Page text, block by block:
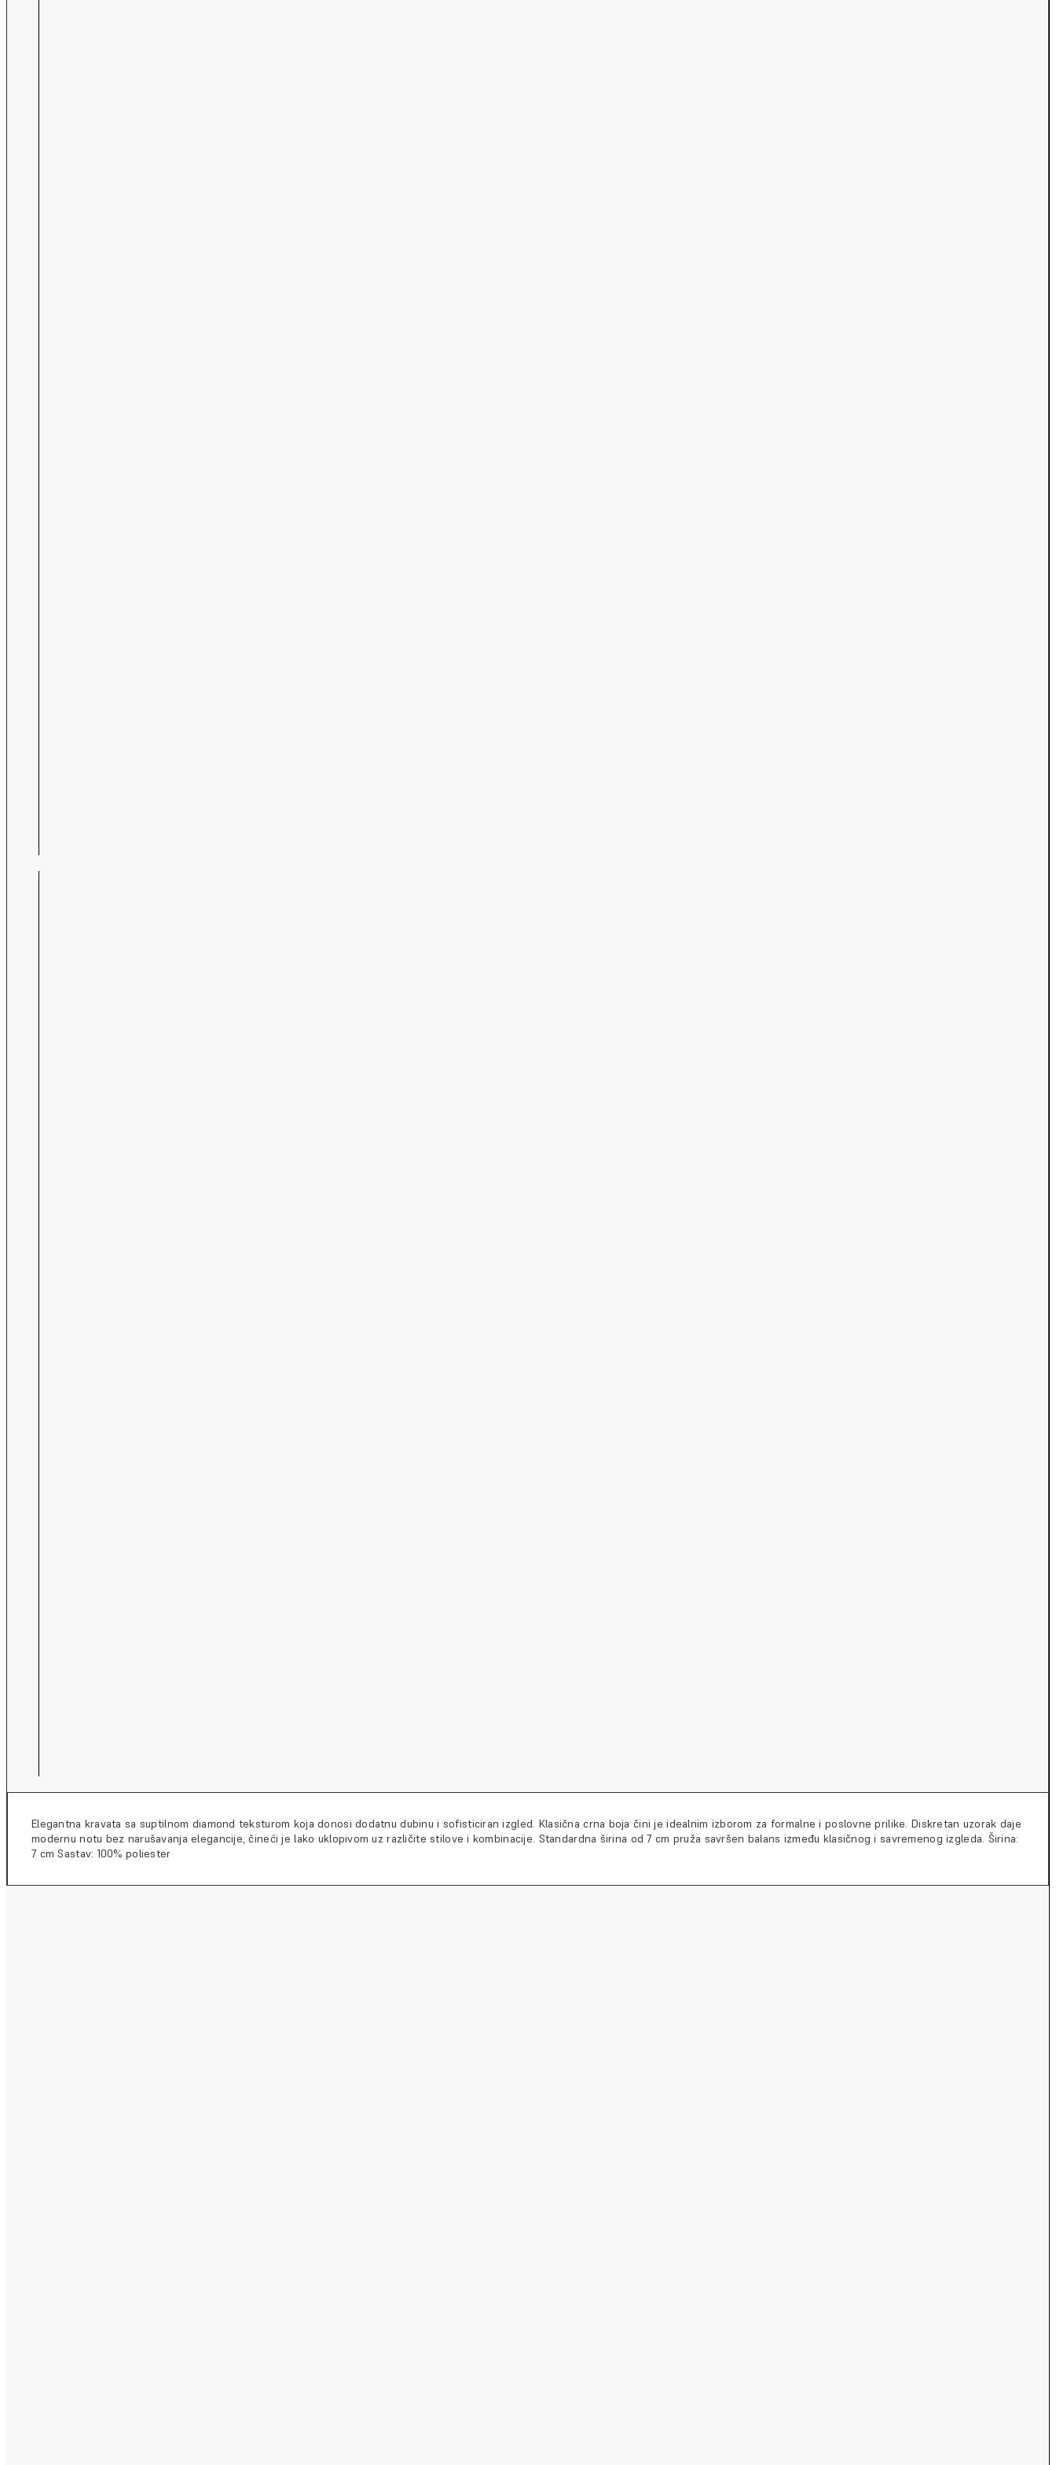
Elegantna kravata sa suptilnom diamond teksturom koja donosi dodatnu dubinu i sofisticiran izgled. Klasična crna boja čini je idealnim izborom za formalne i poslovne prilike. Diskretan uzorak daje
modernu notu bez narušavanja elegancije, čineći je lako uklopivom uz različite stilove i kombinacije. Standardna širina od 7 cm pruža savršen balans između klasičnog i savremenog izgleda. Širina:
7 cm Sastav: 100% poliester